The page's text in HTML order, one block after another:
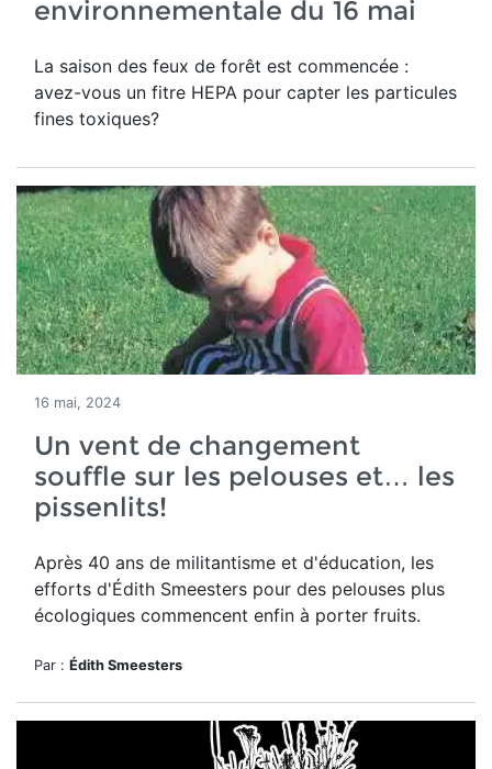
environnementale du 16 mai
La saison des feux de forêt est commencée :
avez-vous un fitre HEPA pour capter les particules
fines toxiques?
16 mai, 2024
Un vent de changement
souffle sur les pelouses et… les
pissenlits!
Après 40 ans de militantisme et d'éducation, les
efforts d'Édith Smeesters pour des pelouses plus
écologiques commencent enfin à porter fruits.
Par : Édith Smeesters